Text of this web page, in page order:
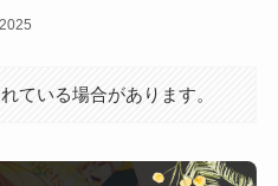
ている場合があります。